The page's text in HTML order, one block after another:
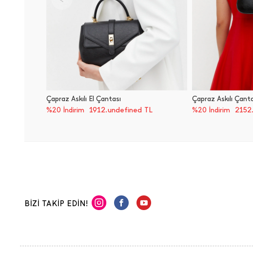
Çapraz Askılı El Çantası
%20 İndirim
1912.undefined TL
Çapraz Askılı
%20 İndirim
BİZİ TAKİP EDİN!